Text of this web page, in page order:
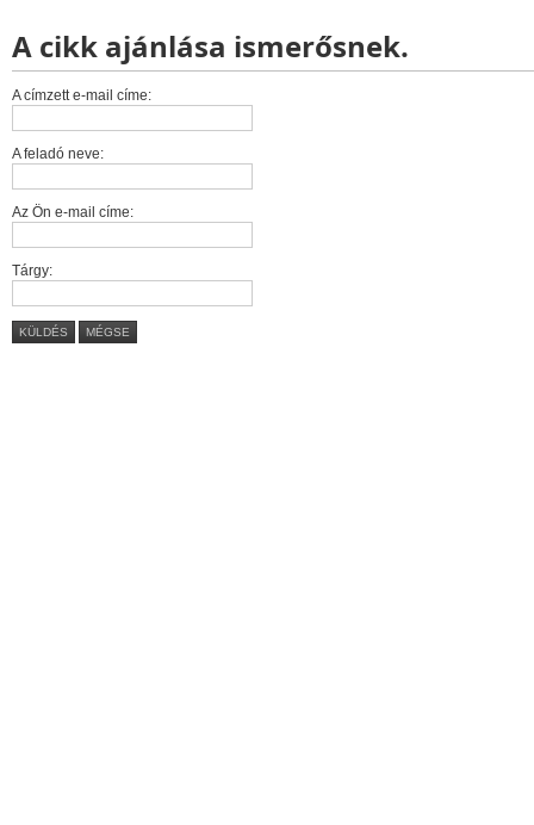
A cikk ajánlása ismerősnek.
A címzett e-mail címe:
A feladó neve:
Az Ön e-mail címe:
Tárgy:
KÜLDÉS MÉGSE